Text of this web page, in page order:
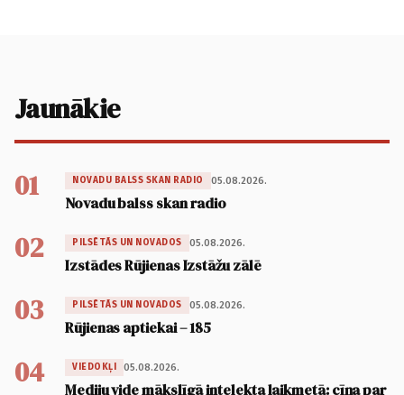
Jaunākie
01 NOVADU BALSS SKAN RADIO 05.08.2026.
Novadu balss skan radio
02 PILSĒTĀS UN NOVADOS 05.08.2026.
Izstādes Rūjienas Izstāžu zālē
03 PILSĒTĀS UN NOVADOS 05.08.2026.
Rūjienas aptiekai – 185
04 VIEDOKĻI 05.08.2026.
Mediju vide mākslīgā intelekta laikmetā: cīņa par